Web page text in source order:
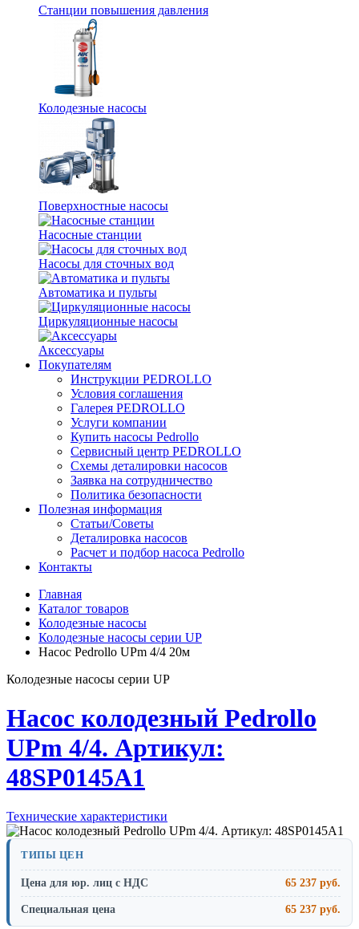
Станции повышения давления
Колодезные насосы
Поверхностные насосы
Насосные станции
Насосы для сточных вод
Автоматика и пульты
Циркуляционные насосы
Аксессуары
Покупателям
Инструкции PEDROLLO
Условия соглашения
Галерея PEDROLLO
Услуги компании
Купить насосы Pedrollo
Сервисный центр PEDROLLO
Схемы деталировки насосов
Заявка на сотрудничество
Политика безопасности
Полезная информация
Статьи/Советы
Деталировка насосов
Расчет и подбор насоса Pedrollo
Контакты
Главная
Каталог товаров
Колодезные насосы
Колодезные насосы серии UP
Насос Pedrollo UPm 4/4 20м
Колодезные насосы серии UP
Насос колодезный Pedrollo
UPm 4/4. Артикул:
48SP0145A1
Технические характеристики
ТИПЫ ЦЕН
Цена для юр. лиц с НДС 65 237 руб.
Специальная цена 65 237 руб.